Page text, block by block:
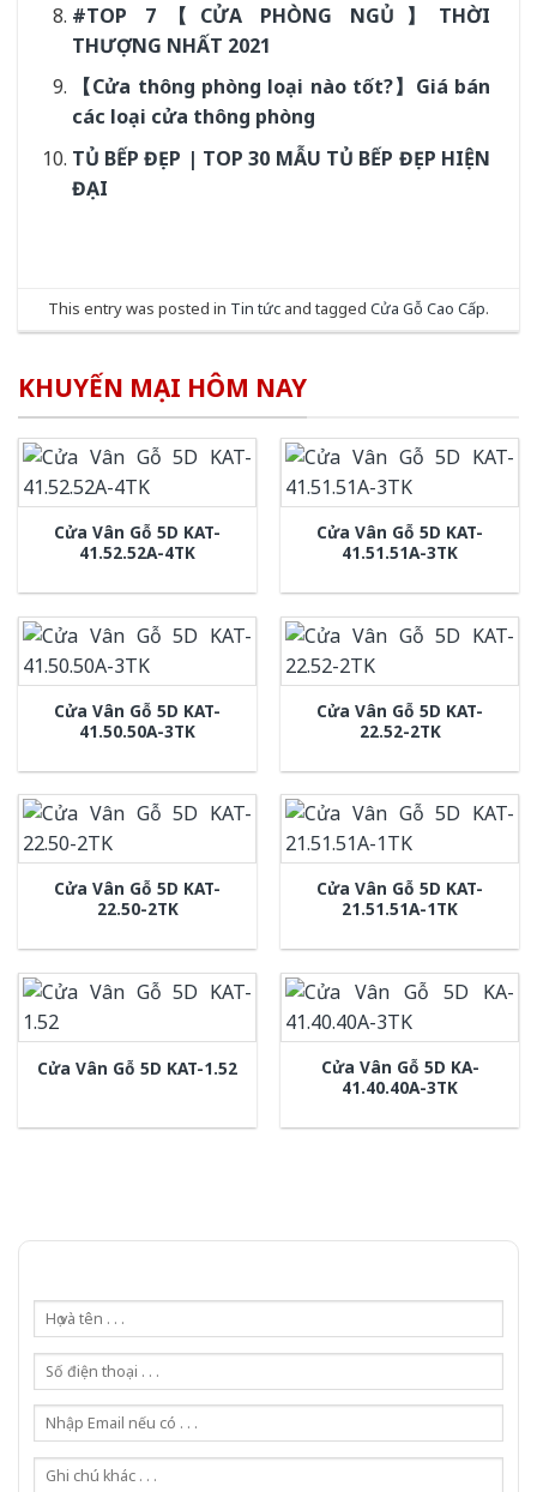
#TOP 7【CỬA PHÒNG NGỦ】THỜI
THƯỢNG NHẤT 2021
【Cửa thông phòng loại nào tốt?】Giá bán
các loại cửa thông phòng
TỦ BẾP ĐẸP | TOP 30 MẪU TỦ BẾP ĐẸP HIỆN
ĐẠI
This entry was posted in Tin tức and tagged Cửa Gỗ Cao Cấp.
KHUYẾN MẠI HÔM NAY
Cửa Vân Gỗ 5D KAT-
41.52.52A-4TK
Cửa Vân Gỗ 5D KAT-
41.51.51A-3TK
Cửa Vân Gỗ 5D KAT-
41.50.50A-3TK
Cửa Vân Gỗ 5D KAT-
22.52-2TK
Cửa Vân Gỗ 5D KAT-
22.50-2TK
Cửa Vân Gỗ 5D KAT-
21.51.51A-1TK
Cửa Vân Gỗ 5D KAT-1.52
Cửa Vân Gỗ 5D KA-
41.40.40A-3TK